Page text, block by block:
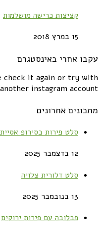
קציצות כרישה מושלמות
15 במרץ 2018
עקבו אחרי באינסטגרם
check it again or try with
another instagram account.
מתכונים אחרונים
סלט פירות בסירופ
12 בדצמבר 2025
סלט דלורית צלויה
13 בנובמבר 2025
פבלובה עם פירות ירוקים